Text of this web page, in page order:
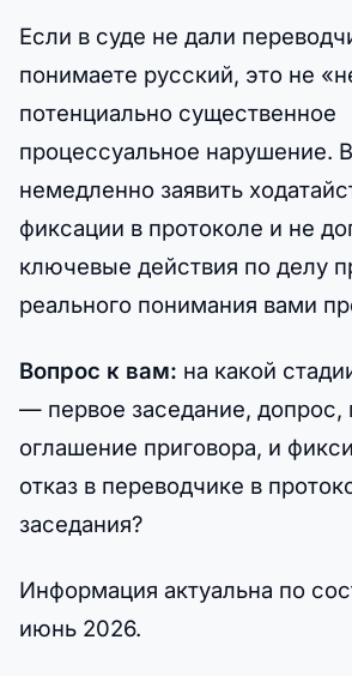
Если в суде не дали
понимаете русский, это не
потенциально существенное
процессуальное нарушение.
немедленно заявить
фиксации в протоколе и не
ключевые действия по делу
реального понимания вами
Вопрос к вам: на какой
— первое заседание, допрос,
оглашение приговора, и
отказ в переводчике в
заседания?
Информация актуальна по
июнь 2026.